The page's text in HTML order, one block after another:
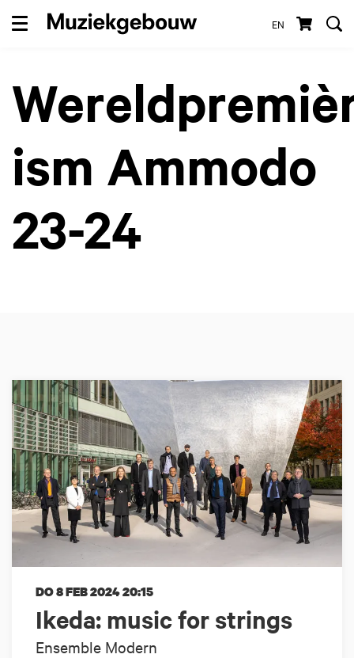
EN
Menu
ism Ammodo
23-24
Ikeda: music for strings
Ensemble Modern
DO 8 FEB 202420:15